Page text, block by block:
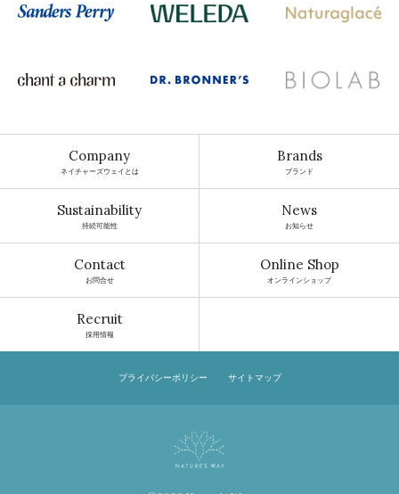
Company
ネイチャーズウェイとは
Brands
ブランド
Sustainability
持続可能性
News
お知らせ
Contact
お問合せ
Online Shop
オンラインショップ
Recruit
採用情報
プライバシーポリシー サイトマップ